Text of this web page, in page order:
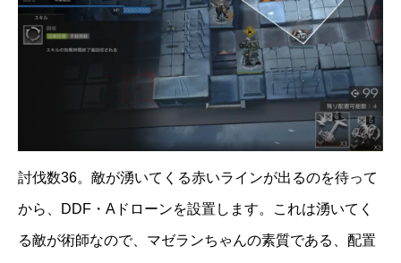
討伐数36。敵が湧いてくる赤いラインが出るのを待って
から、DDF・Aドローンを設置します。これは湧いてく
る敵が術師なので、マゼランちゃんの素質である、配置